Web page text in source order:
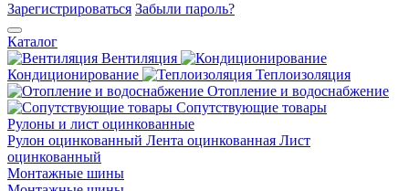
Зарегистрироваться Забыли пароль?
Каталог
Вентиляция
Кондиционирование
Теплоизоляция
Отопление и водоснабжение
Сопутствующие товары
Рулоны и лист оцинкованные
Рулон оцинкованный Лента оцинкованная Лист
оцинкованный
Монтажные шины